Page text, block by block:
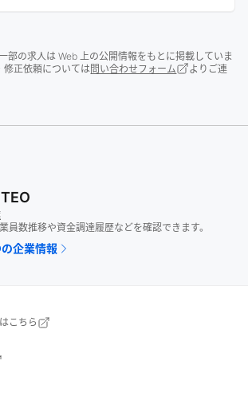
部の求人は Web 上の公開情報をもとに掲載していま
修正依頼については問い合わせフォーム
よりご連
員数推移や資金調達履歴などを確認できます。
の企業情報
こちら